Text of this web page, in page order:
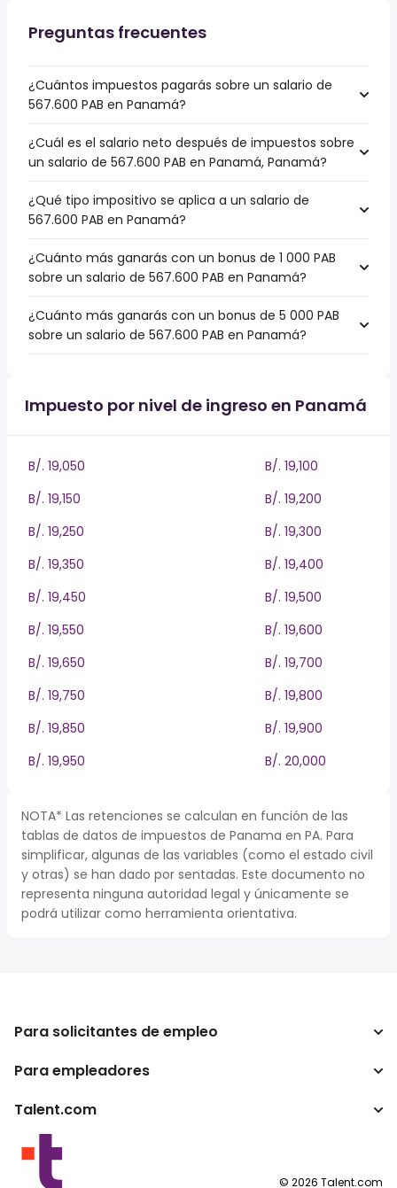
Preguntas frecuentes
¿Cuántos impuestos pagarás sobre un salario de
567.600 PAB en Panamá?
¿Cuál es el salario neto después de impuestos sobre
un salario de 567.600 PAB en Panamá, Panamá?
¿Qué tipo impositivo se aplica a un salario de
567.600 PAB en Panamá?
¿Cuánto más ganarás con un bonus de 1 000 PAB
sobre un salario de 567.600 PAB en Panamá?
¿Cuánto más ganarás con un bonus de 5 000 PAB
sobre un salario de 567.600 PAB en Panamá?
Impuesto por nivel de ingreso en Panamá
B/. 19,050
B/. 19,100
B/. 19,150
B/. 19,200
B/. 19,250
B/. 19,300
B/. 19,350
B/. 19,400
B/. 19,450
B/. 19,500
B/. 19,550
B/. 19,600
B/. 19,650
B/. 19,700
B/. 19,750
B/. 19,800
B/. 19,850
B/. 19,900
B/. 19,950
B/. 20,000
NOTA* Las retenciones se calculan en función de las
tablas de datos de impuestos de Panama en PA. Para
simplificar, algunas de las variables (como el estado civil
y otras) se han dado por sentadas. Este documento no
representa ninguna autoridad legal y únicamente se
podrá utilizar como herramienta orientativa.
Para solicitantes de empleo
Buscador de trabajo
Para empleadores
Empresa
Programas para publishers
Talent.com
Otros países
Condiciones de uso
© 2026 Talent.com